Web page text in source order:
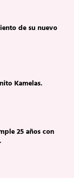
de su nuevo
Kamelas.
25 años con